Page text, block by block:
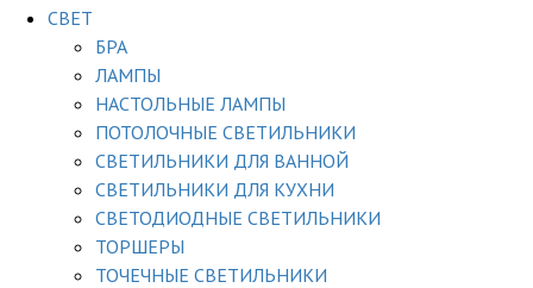
СВЕТ
БРА
ЛАМПЫ
НАСТОЛЬНЫЕ ЛАМПЫ
ПОТОЛОЧНЫЕ СВЕТИЛЬНИКИ
СВЕТИЛЬНИКИ ДЛЯ ВАННОЙ
СВЕТИЛЬНИКИ ДЛЯ КУХНИ
СВЕТОДИОДНЫЕ СВЕТИЛЬНИКИ
ТОРШЕРЫ
ТОЧЕЧНЫЕ СВЕТИЛЬНИКИ